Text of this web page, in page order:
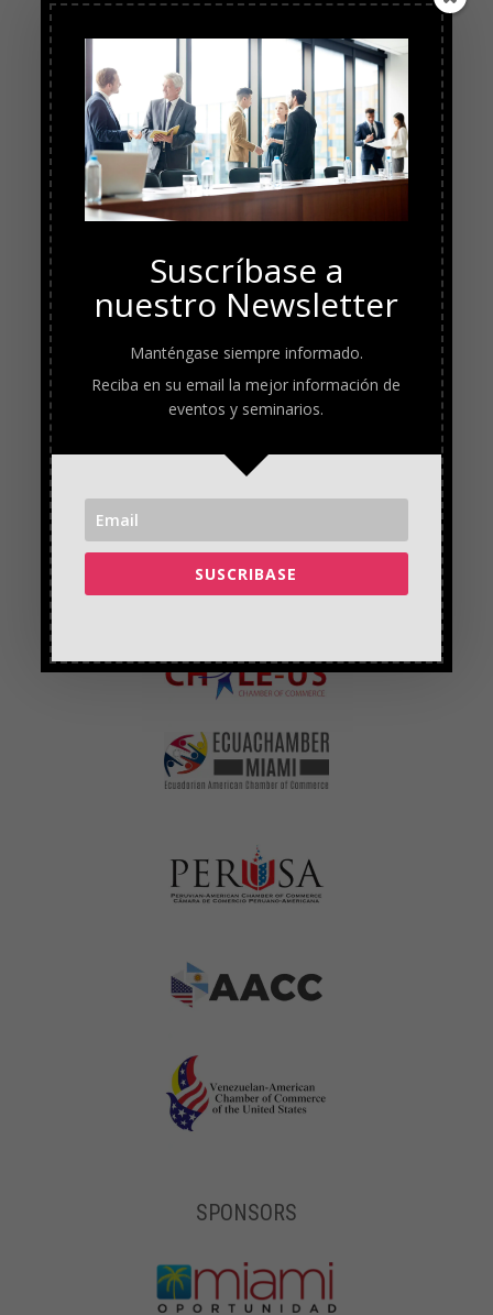
SPONSORS
Suscríbase a
nuestro Newsletter
Manténgase siempre informado.
Reciba en su email la mejor información de
eventos y seminarios.
SUSCRIBASE